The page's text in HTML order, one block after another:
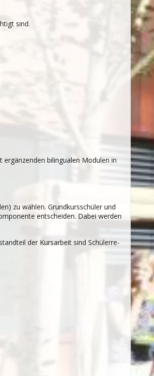
sind.
ergänzenden bilingualen Modulen in
zu wäh­len. Grund­kurs­schü­ler und
ent­schei­den. Dabei wer­den
der Kurs­ar­beit sind Schü­ler­re­